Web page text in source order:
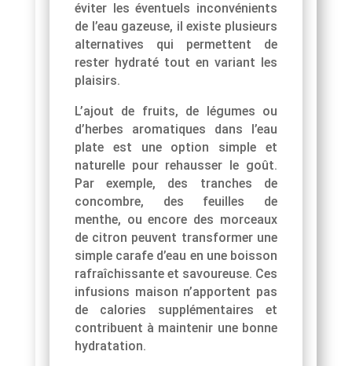
éviter les éventuels inconvénients
de l’eau gazeuse, il existe plusieurs
alternatives qui permettent de
rester hydraté tout en variant les
plaisirs.
L’ajout de fruits, de légumes ou
d’herbes aromatiques dans l’eau
plate est une option simple et
naturelle pour rehausser le goût.
Par exemple, des tranches de
concombre, des feuilles de
menthe, ou encore des morceaux
de citron peuvent transformer une
simple carafe d’eau en une boisson
rafraîchissante et savoureuse. Ces
infusions maison n’apportent pas
de calories supplémentaires et
contribuent à maintenir une bonne
hydratation.